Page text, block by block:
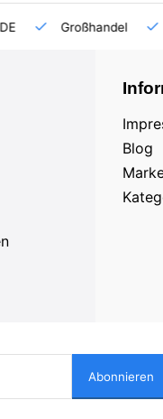
Großhandel viele
Blog
Abonnieren